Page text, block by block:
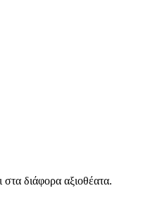
διάφορα αξιοθέατα.